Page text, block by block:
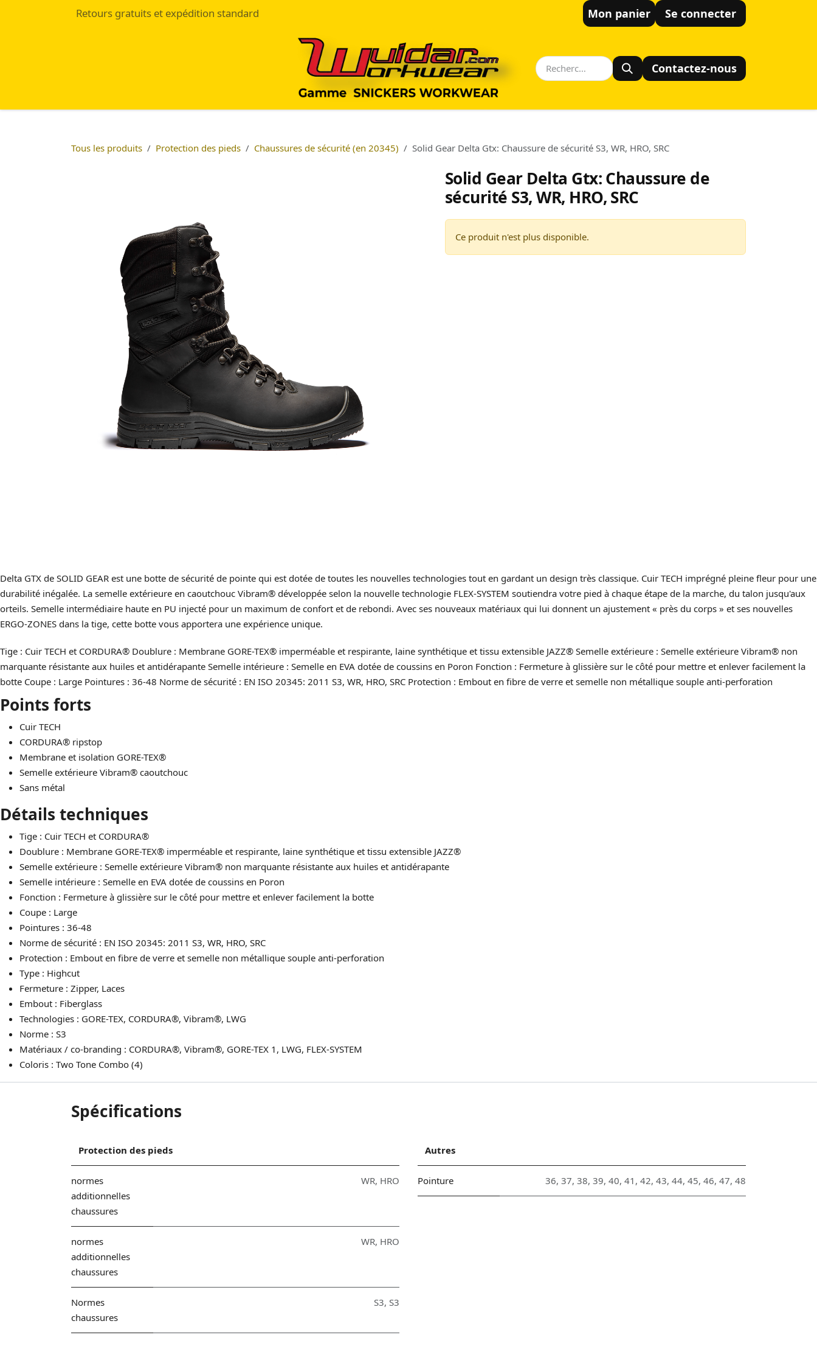
Retours gratuits et expédition standard Mon panier Se connecter
Contactez-nous
Tous les produits Protection des pieds Chaussures de sécurité (en 20345) Solid Gear Delta Gtx: Chaussure de sécurité S3, WR, HRO, SRC
Solid Gear Delta Gtx: Chaussure de
sécurité S3, WR, HRO, SRC
Ce produit n'est plus disponible.
Delta GTX de SOLID GEAR est une botte de sécurité de pointe qui est dotée de toutes les nouvelles technologies tout en gardant un design très classique. Cuir TECH imprégné pleine fleur pour une
durabilité inégalée. La semelle extérieure en caoutchouc Vibram® développée selon la nouvelle technologie FLEX-SYSTEM soutiendra votre pied à chaque étape de la marche, du talon jusqu'aux
orteils. Semelle intermédiaire haute en PU injecté pour un maximum de confort et de rebondi. Avec ses nouveaux matériaux qui lui donnent un ajustement « près du corps » et ses nouvelles
ERGO-ZONES dans la tige, cette botte vous apportera une expérience unique.
Tige : Cuir TECH et CORDURA® Doublure : Membrane GORE-TEX® imperméable et respirante, laine synthétique et tissu extensible JAZZ® Semelle extérieure : Semelle extérieure Vibram® non
marquante résistante aux huiles et antidérapante Semelle intérieure : Semelle en EVA dotée de coussins en Poron Fonction : Fermeture à glissière sur le côté pour mettre et enlever facilement la
botte Coupe : Large Pointures : 36-48 Norme de sécurité : EN ISO 20345: 2011 S3, WR, HRO, SRC Protection : Embout en fibre de verre et semelle non métallique souple anti-perforation
Points forts
Cuir TECH
CORDURA® ripstop
Membrane et isolation GORE-TEX®
Semelle extérieure Vibram® caoutchouc
Sans métal
Détails techniques
Tige : Cuir TECH et CORDURA®
Doublure : Membrane GORE-TEX® imperméable et respirante, laine synthétique et tissu extensible JAZZ®
Semelle extérieure : Semelle extérieure Vibram® non marquante résistante aux huiles et antidérapante
Semelle intérieure : Semelle en EVA dotée de coussins en Poron
Fonction : Fermeture à glissière sur le côté pour mettre et enlever facilement la botte
Coupe : Large
Pointures : 36-48
Norme de sécurité : EN ISO 20345: 2011 S3, WR, HRO, SRC
Protection : Embout en fibre de verre et semelle non métallique souple anti-perforation
Type : Highcut
Fermeture : Zipper, Laces
Embout : Fiberglass
Technologies : GORE-TEX, CORDURA®, Vibram®, LWG
Norme : S3
Matériaux / co-branding : CORDURA®, Vibram®, GORE-TEX 1, LWG, FLEX-SYSTEM
Coloris : Two Tone Combo (4)
Spécifications
Protection des pieds
normes
additionnelles
chaussures
WR, HRO
normes
additionnelles
chaussures
WR, HRO
Normes
chaussures
S3, S3
Autres
Pointure 36, 37, 38, 39, 40, 41 , 42, 43, 44, 45, 46, 47, 48